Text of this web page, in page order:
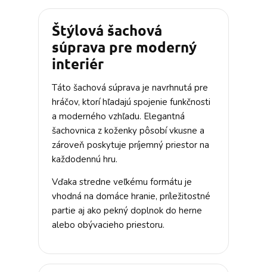
Štýlová šachová
súprava pre moderný
interiér
Táto šachová súprava je navrhnutá pre
hráčov, ktorí hľadajú spojenie funkčnosti
a moderného vzhľadu. Elegantná
šachovnica z koženky pôsobí vkusne a
zároveň poskytuje príjemný priestor na
každodennú hru.
Vďaka stredne veľkému formátu je
vhodná na domáce hranie, príležitostné
partie aj ako pekný doplnok do herne
alebo obývacieho priestoru.